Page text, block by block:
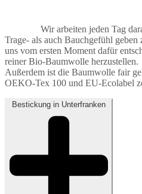
Wir arbeiten jeden Tag
Trage- als auch Bauchgefühl
uns vom ersten Moment dafür
reiner Bio-Baumwolle herzustellen.
Außerdem ist die Baumwolle fair
OEKO-Tex 100 und EU-Ecolabel
Bestickung in Unterfranken